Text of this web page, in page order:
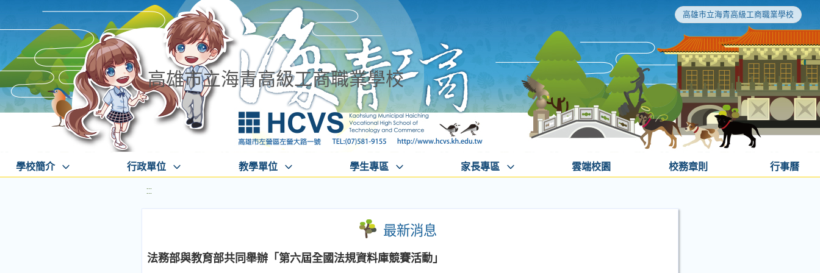
高雄市立海青高級工商職業學校
高雄市立海青高級工商職業學校
學校簡介 行政單位 教學單位 學生專區 家長專區 雲端校園 校務章則 行事曆
:::
最新消息
法務部與教育部共同舉辦「第六屆全國法規資料庫競賽活動」